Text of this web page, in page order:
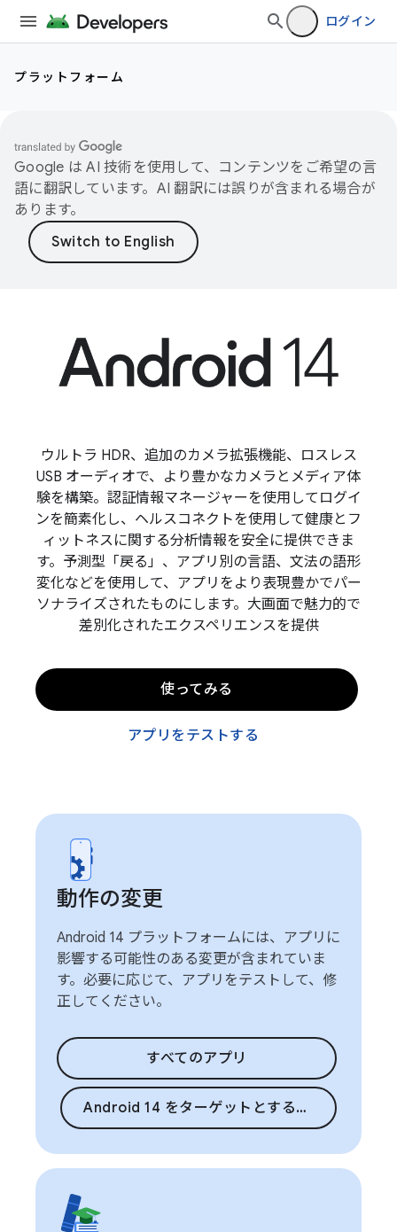
ログイン
プラットフォーム
Google は AI 技術を使用して、コンテンツをご希望の言
語に翻訳しています。AI 翻訳には誤りが含まれる場合が
あります。
ウルトラ HDR、追加のカメラ拡張機能、ロスレス
USB オーディオで、より豊かなカメラとメディア体
験を構築。認証情報マネージャーを使用してログイ
ンを簡素化し、ヘルスコネクトを使用して健康とフ
ィットネスに関する分析情報を安全に提供できま
す。予測型「戻る」、アプリ別の言語、文法の語形
変化などを使用して、アプリをより表現豊かでパー
ソナライズされたものにします。大画面で魅力的で
差別化されたエクスペリエンスを提供
使ってみる
アプリをテストする
動作の変更
Android 14 プラットフォームには、アプリに
影響する可能性のある変更が含まれていま
す。必要に応じて、アプリをテストして、修
正してください。
すべてのアプリ
Android 14 をターゲットとするアプリ